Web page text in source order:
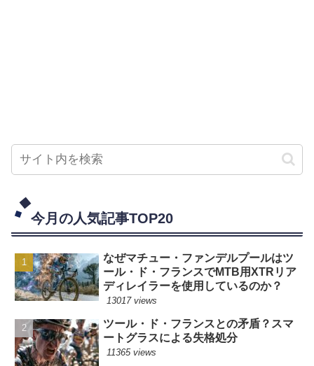
今月の人気記事TOP20
なぜマチュー・ファンデルプールはツ
ール・ド・フランスでMTB用XTRリア
ディレイラーを使用しているのか？
13017 views
ツール・ド・フランスとの矛盾？スマ
ートグラスによる失格処分
11365 views